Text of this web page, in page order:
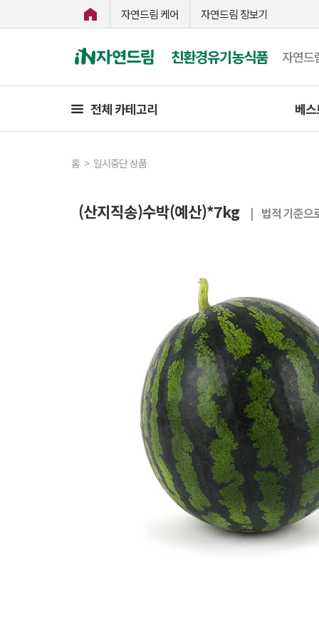
자연드림 케어 자연드림 장보기
친환경유기농식품 자연드
전체 카테고리 베
홈 > 일시중단 상품
(산지직송)수박(예산)*7kg | 법적 기준으